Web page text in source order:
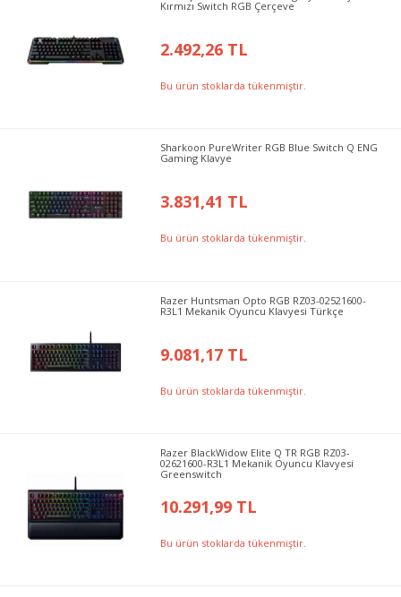
Kırmızı Switch RGB Çerçeve
2.492,26 TL
Bu ürün stoklarda tükenmiştir.
Sharkoon PureWriter RGB Blue Switch Q ENG
Gaming Klavye
3.831,41 TL
Bu ürün stoklarda tükenmiştir.
Razer Huntsman Opto RGB RZ03-02521600-
R3L1 Mekanik Oyuncu Klavyesi Türkçe
9.081,17 TL
Bu ürün stoklarda tükenmiştir.
Razer BlackWidow Elite Q TR RGB RZ03-
02621600-R3L1 Mekanik Oyuncu Klavyesi
Greenswitch
10.291,99 TL
Bu ürün stoklarda tükenmiştir.